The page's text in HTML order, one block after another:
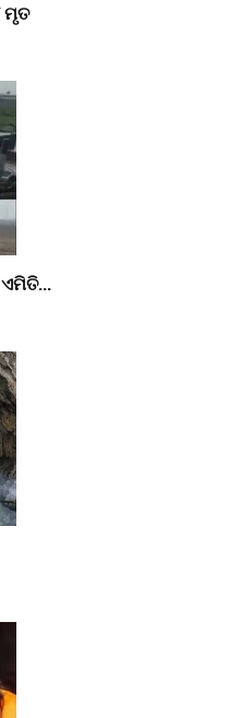
ମୃତ